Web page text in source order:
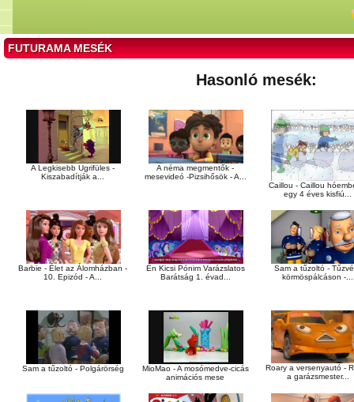
FUTURAMA MESÉK
Hasonló mesék:
A Legkisebb Ugrifüles -
Kiszabadítják a...
A néma megmentők -
mesevideó -Pizsihősök - A...
Caillou - Caillou
egy 4 éves kisfiú...
Barbie - Élet az Álomházban -
10. Epizód - A...
Én Kicsi Pónim Varázslatos
Barátság 1. évad...
Sam a tűzoltó -
körmöspálcáson -...
Sam a tűzoltó - Polgárörség
MioMao - A mosómedve-cicás
animációs mese
Roary a versenyautó -
a garázsmester...